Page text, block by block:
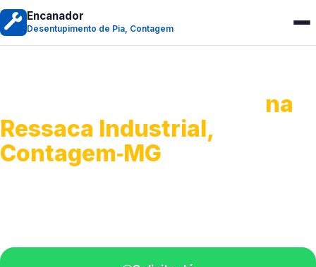
Encanador
Desentupimento de Pia, Contagem
na
Ressaca Industrial,
Contagem‑MG